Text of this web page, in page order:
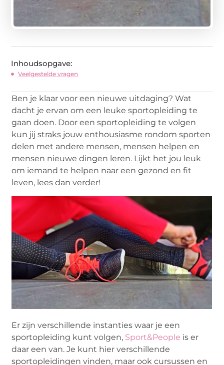
Inhoudsopgave:
Veelgestelde vragen
Ben je klaar voor een nieuwe uitdaging? Wat
dacht je ervan om een leuke sportopleiding te
gaan doen. Door een sportopleiding te volgen
kun jij straks jouw enthousiasme rondom sporten
delen met andere mensen, mensen helpen en
mensen nieuwe dingen leren. Lijkt het jou leuk
om iemand te helpen naar een gezond en fit
leven, lees dan verder!
Er zijn verschillende instanties waar je een
sportopleiding kunt volgen, Sport&People is er
daar een van. Je kunt hier verschillende
sportopleidingen vinden, maar ook cursussen en